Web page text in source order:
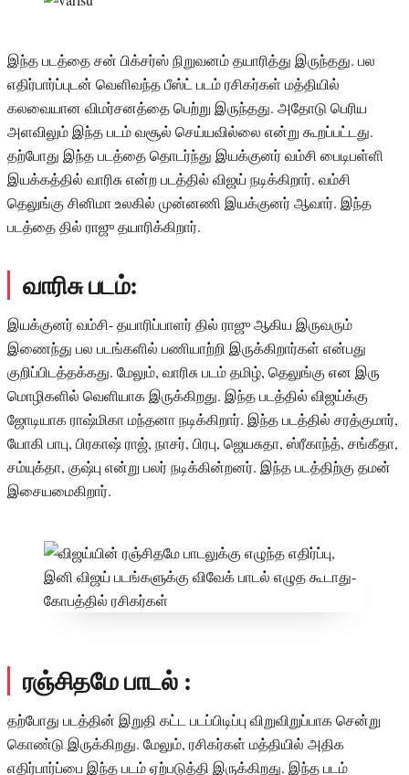
இந்த படத்தை சன் பிக்சர்ஸ் நிறுவனம் தயாரித்து இருந்தது. பல
எதிர்பார்ப்புடன் வெளிவந்த பீஸ்ட் படம் ரசிகர்கள் மத்தியில்
கலவையான விமர்சனத்தை பெற்று இருந்தது. அதோடு பெரிய
அளவிலும் இந்த படம் வசூல் செய்யவில்லை என்று கூறப்பட்டது.
தற்போது இந்த படத்தை தொடர்ந்து இயக்குனர் வம்சி பைடிபள்ளி
இயக்கத்தில் வாரிசு என்ற படத்தில் விஜய் நடிக்கிறார். வம்சி
தெலுங்கு சினிமா உலகில் முன்னணி இயக்குனர் ஆவார். இந்த
படத்தை தில் ராஜு தயாரிக்கிறார்.
வாரிசு படம்:
இயக்குனர் வம்சி- தயாரிப்பாளர் தில் ராஜு ஆகிய இருவரும்
இணைந்து பல படங்களில் பணியாற்றி இருக்கிறார்கள் என்பது
குறிப்பிடத்தக்கது. மேலும், வாரிசு படம் தமிழ், தெலுங்கு என இரு
மொழிகளில் வெளியாக இருக்கிறது. இந்த படத்தில் விஜய்க்கு
ஜோடியாக ராஷ்மிகா மந்தனா நடிக்கிறார். இந்த படத்தில் சரத்குமார்,
யோகி பாபு, பிரகாஷ் ராஜ், நாசர், பிரபு, ஜெயசுதா, ஸ்ரீகாந்த், சங்கீதா,
சம்யுக்தா, குஷ்பு என்று பலர் நடிக்கின்றனர். இந்த படத்திற்கு தமன்
இசையமைகிறார்.
ரஞ்சிதமே பாடல் :
தற்போது படத்தின் இறுதி கட்ட படப்பிடிப்பு விறுவிறுப்பாக சென்று
கொண்டு இருக்கிறது. மேலும், ரசிகர்கள் மத்தியில் அதிக
எதிர்பார்ப்பை இந்த படம் ஏற்படுத்தி இருக்கிறது. இந்த படம்